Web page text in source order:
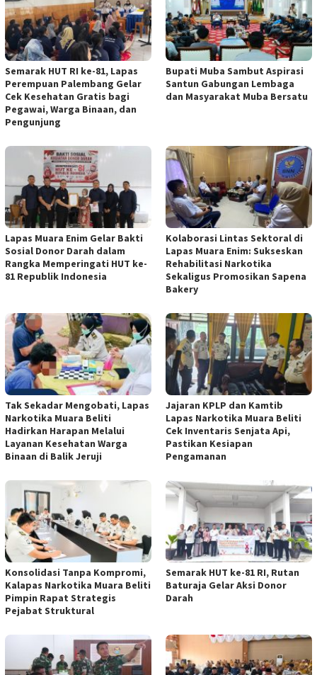
Semarak HUT RI ke-81, Lapas
Perempuan Palembang Gelar
Cek Kesehatan Gratis bagi
Pegawai, Warga Binaan, dan
Pengunjung
Bupati Muba Sambut Aspirasi
Santun Gabungan Lembaga
dan Masyarakat Muba Bersatu
Lapas Muara Enim Gelar Bakti
Sosial Donor Darah dalam
Rangka Memperingati HUT ke-
81 Republik Indonesia
Kolaborasi Lintas Sektoral di
Lapas Muara Enim: Sukseskan
Rehabilitasi Narkotika
Sekaligus Promosikan Sapena
Bakery
Tak Sekadar Mengobati, Lapas
Narkotika Muara Beliti
Hadirkan Harapan Melalui
Layanan Kesehatan Warga
Binaan di Balik Jeruji
Jajaran KPLP dan Kamtib
Lapas Narkotika Muara Beliti
Cek Inventaris Senjata Api,
Pastikan Kesiapan
Pengamanan
Konsolidasi Tanpa Kompromi,
Kalapas Narkotika Muara Beliti
Pimpin Rapat Strategis
Pejabat Struktural
Semarak HUT ke-81 RI, Rutan
Baturaja Gelar Aksi Donor
Darah